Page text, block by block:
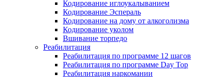
Кодирование иглоукалыванием
Кодирование Эспераль
Кодирование на дому от алкоголизма
Кодирование уколом
Вшивание торпедо
Реабилитация
Реабилитация по программе 12 шагов
Реабилитация по программе Day Top
Реабилитация наркомании